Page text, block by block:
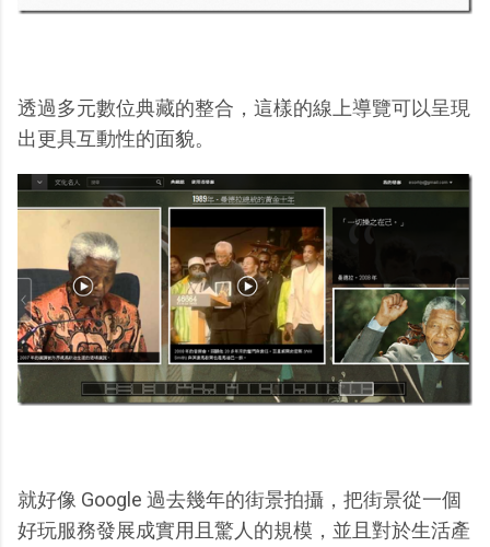
透過多元數位典藏的整合，這樣的線上導覽可以呈現
出更具互動性的面貌。
就好像 Google 過去幾年的街景拍攝，把街景從一個
好玩服務發展成實用且驚人的規模，並且對於生活產